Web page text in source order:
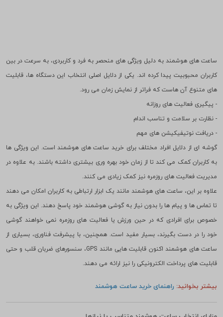
ساعت های هوشمند به دلیل ویژگی های منحصر به فرد و کاربردی، به سرعت در بین
کاربران محبوبیت پیدا کرده اند. یکی از دلایل اصلی انتخاب این دستگاه ها، قابلیت
های متنوع آن هاست که فراتر از نمایش زمان می رود.
- پیگیری فعالیت های روزانه
- نظارت بر سلامت و تناسب اندام
- دریافت نوتیفیکیشن های مهم
گوشه ای از دلایل افراد مختلف برای خرید ساعت های هوشمند است. این ویژگی ها
به کاربران کمک می کند تا از زمان خود بهره وری بیشتری داشته باشند. به علاوه در
مدیریت فعالیت های روزمره نیز کمک زیادی می کنند.
علاوه بر این، ساعت های هوشمند مانند یک ابزار ارتباطی به کاربران امکان می دهند
تا تماس ها و پیام ها را بدون نیاز به گوشی هوشمند خود پاسخ دهند. این ویژگی به
خصوص برای افرادی که در حین ورزش یا فعالیت های روزمره نمی خواهند گوشی
خود را در دست بگیرند، بسیار مفید است. همچنین، با پیشرفت فناوری، بسیاری از
قابلیت های پرداخت الکترونیکی را نیز ارائه می دهند.
بیشتر بخوانید: راهنمای خرید ساعت هوشمند